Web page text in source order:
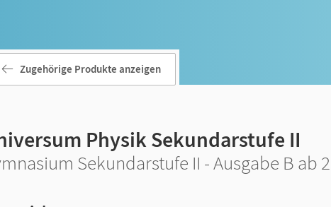
Zugehörige Produkte anzeigen
Physik Sekundarstufe II
Sekundarstufe II - Ausgabe B ab